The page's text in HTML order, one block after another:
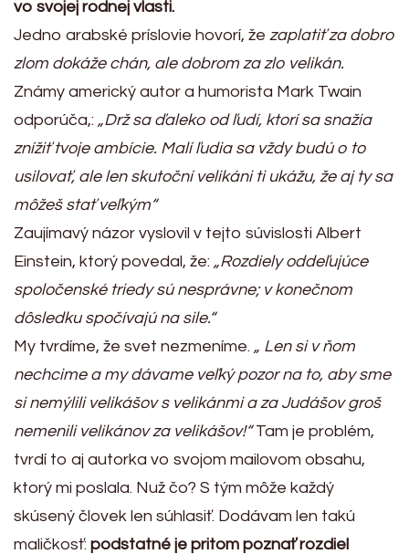
vo svojej rodnej vlasti.
Jedno arabské príslovie hovorí, že zaplatiť za dobro
zlom dokáže chán, ale dobrom za zlo velikán.
Známy americký autor a humorista Mark Twain
odporúča,: „Drž sa ďaleko od ľudí, ktorí sa snažia
znížiť tvoje ambície. Malí ľudia sa vždy budú o to
usilovať, ale len skutoční velikáni ti ukážu, že aj ty sa
môžeš stať veľkým“
Zaujímavý názor vyslovil v tejto súvislosti Albert
Einstein, ktorý povedal, že: „Rozdiely oddeľujúce
spoločenské triedy sú nesprávne; v konečnom
dôsledku spočívajú na sile.“
My tvrdíme, že svet nezmeníme. „ Len si v ňom
nechcime a my dávame veľký pozor na to, aby sme
si nemýlili velikášov s velikánmi a za Judášov groš
nemenili velikánov za velikášov!“Tam je problém,
tvrdí to aj autorka vo svojom mailovom obsahu,
ktorý mi poslala. Nuž čo? S tým môže každý
skúsený človek len súhlasiť. Dodávam len takú
maličkosť: podstatné je pritom poznať rozdiel